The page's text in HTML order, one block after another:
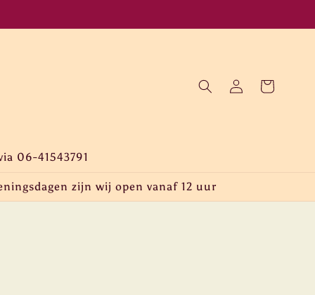
InloggenWinkelwagen
06-41543791
zijn wij open vanaf 12 uur